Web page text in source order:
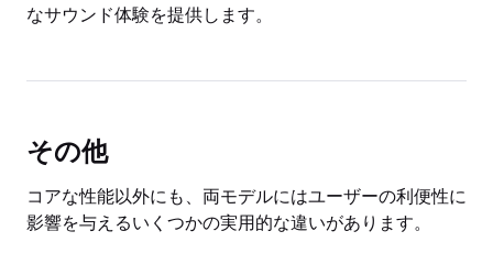
なサウンド体験を提供します。
その他
コアな性能以外にも、両モデルにはユーザーの利便性に
影響を与えるいくつかの実用的な違いがあります。